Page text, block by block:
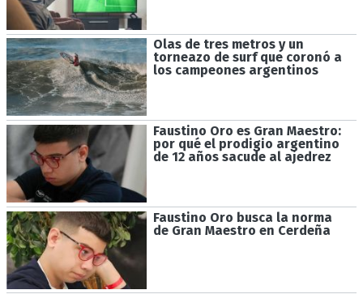
Olas de tres metros y un
torneazo de surf que coronó a
los campeones argentinos
Faustino Oro es Gran Maestro:
por qué el prodigio argentino
de 12 años sacude al ajedrez
Faustino Oro busca la norma
de Gran Maestro en Cerdeña